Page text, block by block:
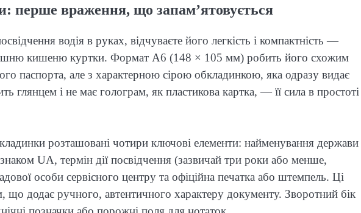
перше враження, що запам’ятовується
водія в руках, відчуваєте його легкість і компактність —
кишеню куртки. Формат А6 (148 × 105 мм) робить його схожим
паспорта, але з характерною сірою обкладинкою, яка одразу видає
глянцем і не має голограм, як пластикова картка, — її сила в простоті
розташовані чотири ключові елементи: найменування держави
UA, термін дії посвідчення (зазвичай три роки або менше,
особи сервісного центру та офіційна печатка або штемпель. Ці
додає ручного, автентичного характеру документу. Зворотний бік